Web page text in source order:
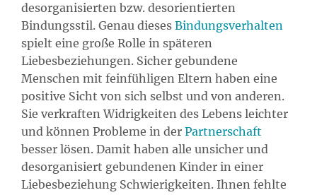
desorganisierten bzw. desorientierten
Bindungsstil. Genau dieses Bindungsverhalten
spielt eine große Rolle in späteren
Liebesbeziehungen. Sicher gebundene
Menschen mit feinfühligen Eltern haben eine
positive Sicht von sich selbst und von anderen.
Sie verkraften Widrigkeiten des Lebens leichter
und können Probleme in der Partnerschaft
besser lösen. Damit haben alle unsicher und
desorganisiert gebundenen Kinder in einer
Liebesbeziehung Schwierigkeiten. Ihnen fehlte